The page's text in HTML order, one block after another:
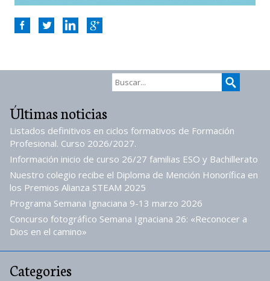
Últimas noticias
Listados definitivos en ciclos formativos de Formación
Profesional. Curso 2026/2027.
Información inicio de curso 26/27 familias ESO y Bachillerato
Nuestro colegio recibe el Diploma de Mención Honorífica en
los Premios Alianza STEAM 2025
Programa Semana Ignaciana 9-13 marzo 2026
Concurso fotográfico Semana Ignaciana 26: «Reconocer a
Dios en el camino»
Categories